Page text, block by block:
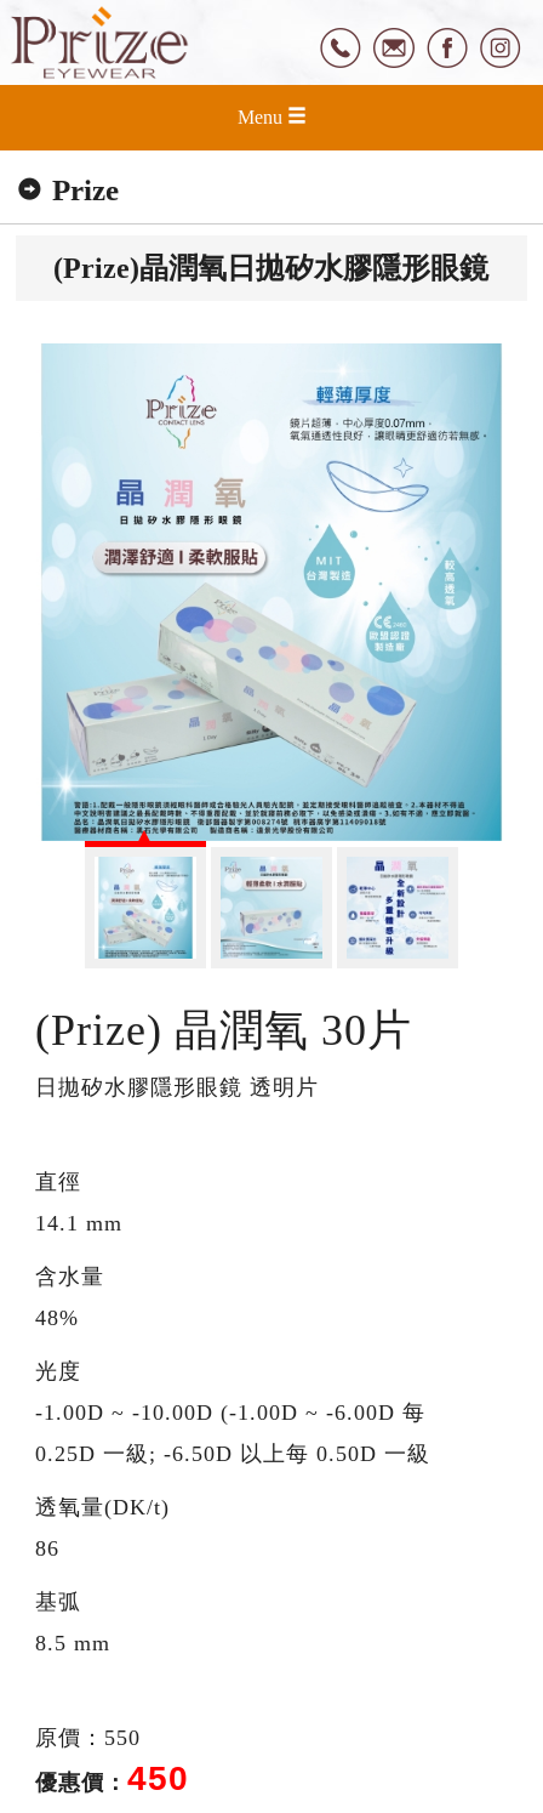
Menu
Prize
(Prize)晶潤氧日拋矽水膠隱形眼鏡
(Prize) 晶潤氧 30片
日拋矽水膠隱形眼鏡 透明片
直徑
14.1 mm
含水量
48%
光度
-1.00D ~ -10.00D (-1.00D ~ -6.00D 每
0.25D 一級; -6.50D 以上每 0.50D 一級
透氧量(DK/t)
86
基弧
8.5 mm
原價：550
優惠價： 450